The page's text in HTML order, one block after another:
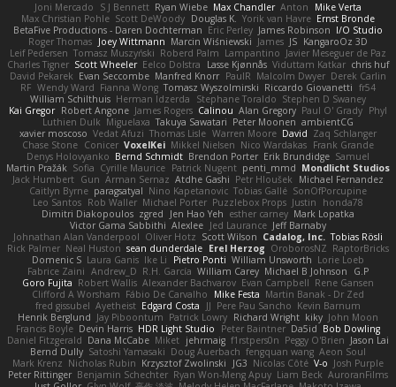
Joni Mercado S J Bennett Ryan Wiebe Max Chandler Anton
Mike Verta
Max Christian Pohle Scott DeWoody Douglas K. Yorik van Havre Ernst Bronde
BetaFive Productions - Daren Dochterman Eric Perley James Robinson I/O Studio
Roger Thomas Joey Wittmann Marcin Wiśniewski James JS KangaroOz 3D
Leif Pedersen Tomasz Muszyński Roberd Palm Lampantino Javier Meseguer de Paz
Charles Tigner Scott Wheeler Eelco Dolstra Lasse Kjønnås Viduttam Katkar chris huf
David Pekarek Evan Seccombe Manfred Knorr PaulR Malcolm Dwyer Derek Carlin
RF Wendy Ward Fianna Wong Tomasz Wyszolmirski Riccardo Giovanetti fr54
William Schilthuis Herman Idzerda Stephane Toraldo Stephen D Swaney
Kai Gregor Robert Angone James Rogers Calinou Alan Gregory Paul O' Grady Phyl
Luthien Dulk Miguelaxa Takuya Sawatari Peter Moonen ambientCG
xavier moscoso Vedat Afuzi Thomas Lisle Warren Moore David Zaq Schlanger
Chase Stone Conicer VoxelKei Mikkel Nielsen Nico Wardakas Frank Grande
Denys Holovyanko Bernd Schmidt Brendon Porter Erik Brundidge Samuel
Martin Pražák Sofia Cyrille Maurice Patrick Nugent penti_mmd Mondlicht Studios
Jack Humbert Gun Arman Sernaz Atdhe Gashi Petr Hloušek
Michael Fernandez
Caitlyn Byrne paragsatyal Nino Kapetanovic Tobias Gallé SonOfPorcupine
Leo Santos Rob Waller Michael Porter Puzzlebox Props Justin
honda78
Dimitri Diakopoulos zgred Jen Hao Yeh esther carney Mark Lopatka
Victor Gama Sabbithi Alexlee Jed Laurance Jeff Barnaby
Johnathan Alan Vanderpool Oliver Hotz Scott Wilson Cadalog, Inc. Tobias Rösli
Rick Palmer Neal Huston sean dunderdale Erel Herzog OroborosNZ RaptorBricks
Domenic S Laura Ganis Ike Li Pietro Ponti William Unsworth Lorie Loeb
Fabrice Zaini Andrew_D R.H. García William Carey Michael B Johnson
G.P
Goro Fujita Robert Wallis Alexander Bachvarov Evan Campbell Rene Gansen
Clifford A Worsham Fábio De Carvalho Mike Festa Martin Banak - Dr Zed
fred gissubel Ayetheist Edgard Costa JJ Pere Pau Sancho Kevin Barnum
Henrik Berglund Jay Piboontum Patrick Lowry Richard Wright kiky John Moon
Francis Boyle Devin Harris HDR Light Studio Peter Baintner Da5id Bob Dowling
Daniel Fitzgerald Dana McCabe Miket jehrmaig f1rstpers0n Peggy O'Brien Jason Lai
Bernd Dully Satoshi Yamasaki Doug Auerbach fengquan wang Aeon Soul
Mark Krenz Nicholas Rubin Krzysztof Zwolinski JG3 Nicolas Côté V-o Josh Purple
Peter Rittinger Benjamin Schechter Ryan Won-Meng Apuy Liam Beck AuroranFilms